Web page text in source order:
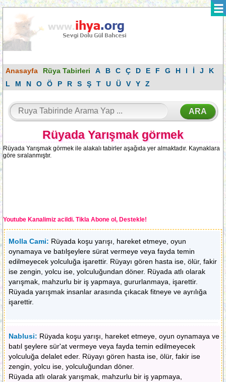
Anasayfa Rüya Tabirleri A B C Ç D E F G H I İ J
K
L
M N O Ö P R S Ş T U Ü V Y Z
Rüyada Yarışmak görmek
Rüyada Yarışmak görmek ile alakalı tabirler aşağıda yer almaktadır. Kaynaklara
göre sıralanmıştır.
Youtube Kanalimiz acildi. Tikla Abone ol, Destekle!
Molla Cami: Rüyada koşu yarışı, hareket etmeye, oyun
oynamaya ve batılşeylere sürat vermeye veya fayda temin
edilmeyecek yolculuğa işarettir. Rüyayı gören hasta ise, ölür, fakir
ise zengin, yolcu ise, yolculuğundan döner. Rüyada atlı olarak
yarışmak, mahzurlu bir iş yapmaya, gururlanmaya, işarettir.
Rüyada yarışmak insanlar arasında çıkacak fitneye ve ayrılığa
işarettir.
Nablusi: Rüyada koşu yarışı, hareket etmeye, oyun oynamaya ve
batıl şeylere sür'at vermeye veya fayda temin edilmeyecek
yolculuğa delalet eder. Rüyayı gören hasta ise, ölür, fakir ise
zengin, yolcu ise, yolculuğundan döner.
Rüyada atlı olarak yarışmak, mahzurlu bir iş yapmaya,